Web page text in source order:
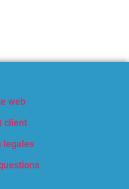
web
client
legales